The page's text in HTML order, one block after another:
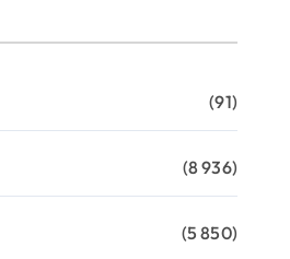
(91)
(8 936)
(5 850)